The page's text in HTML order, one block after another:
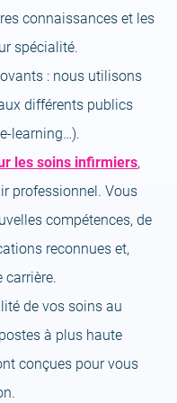
connaissances et les
spécialité.
: nous utilisons
différents publics
learning…).
les soins infirmiers,
professionnel. Vous
compétences, de
reconnues et,
carrière.
de vos soins au
à plus haute
conçues pour vous